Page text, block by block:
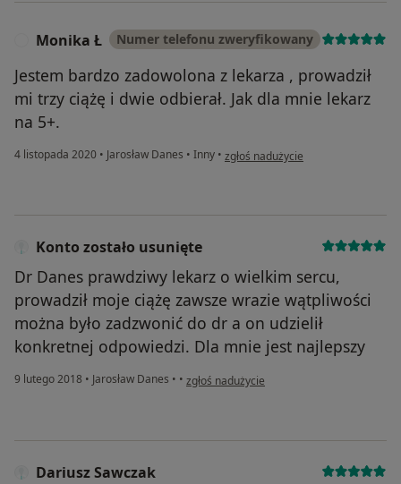
Monika Ł Numer telefonu zweryfikowany
Jestem bardzo zadowolona z lekarza , prowadził
mi trzy ciążę i dwie odbierał. Jak dla mnie lekarz
na 5+.
4 listopada 2020 • Jarosław Danes • Inny • w opinii użytkownika Monika Ł
zgłoś nadużycie
Konto zostało usunięte
Dr Danes prawdziwy lekarz o wielkim sercu,
prowadził moje ciążę zawsze wrazie wątpliwości
można było zadzwonić do dr a on udzielił
konkretnej odpowiedzi. Dla mnie jest najlepszy
9 lutego 2018 • Jarosław Danes • • w opinii użytkownika Konto zostało usunięte
zgłoś nadużycie
Dariusz Sawczak